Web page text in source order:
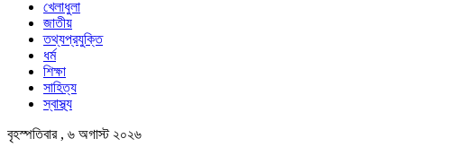
খেলাধুলা
জাতীয়
তথ্যপ্রযুক্তি
ধর্ম
শিক্ষা
সাহিত্য
স্বাস্থ্য
বৃহস্পতিবার , ৬ অগাস্ট ২০২৬